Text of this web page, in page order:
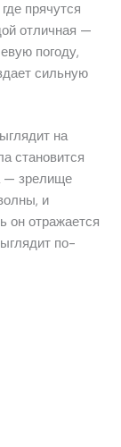
прячутся
отличная —
погоду,
сильную
на
становится
— зрелище
и
он отражается
по-